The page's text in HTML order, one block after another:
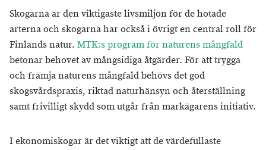
Skogarna är den viktigaste livsmiljön för de hotade
arterna och skogarna har också i övrigt en central roll för
Finlands natur. MTK:s program för naturens mångfald
betonar behovet av mångsidiga åtgärder. För att trygga
och främja naturens mångfald behövs det god
skogsvårdspraxis, riktad naturhänsyn och återställning
samt frivilligt skydd som utgår från markägarens initiativ.
I ekonomiskogar är det viktigt att de värdefullaste